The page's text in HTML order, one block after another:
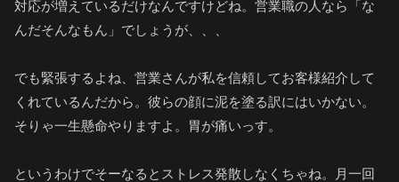
対応が増えているだけなんですけどね。営業職の人なら「な
んだそんなもん」でしょうが、、、
でも緊張するよね、営業さんが私を信頼してお客様紹介して
くれているんだから。彼らの顔に泥を塗る訳にはいかない。
そりゃ一生懸命やりますよ。胃が痛いっす。
というわけでそーなるとストレス発散しなくちゃね。月一回